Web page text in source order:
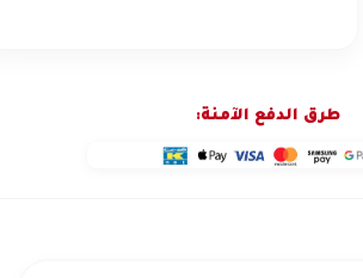
طرق الدفع الآمنة: